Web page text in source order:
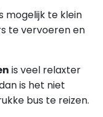
mogelijk te klein
te vervoeren en
is veel relaxter
is het niet
bus te reizen.